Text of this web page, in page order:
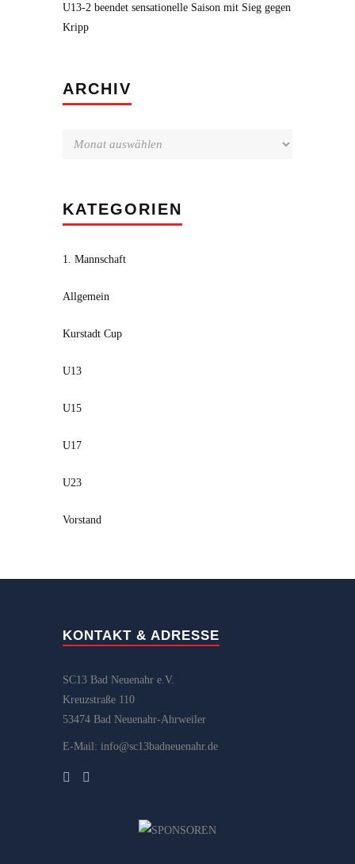
U13-2 beendet sensationelle Saison mit Sieg gegen
Kripp
ARCHIV
KATEGORIEN
1. Mannschaft
Allgemein
Kurstadt Cup
U13
U15
U17
U23
Vorstand
KONTAKT & ADRESSE
SC13 Bad Neuenahr e.V.
Kreuzstraße 110
53474 Bad Neuenahr-Ahrweiler
E-Mail: info@sc13badneuenahr.de